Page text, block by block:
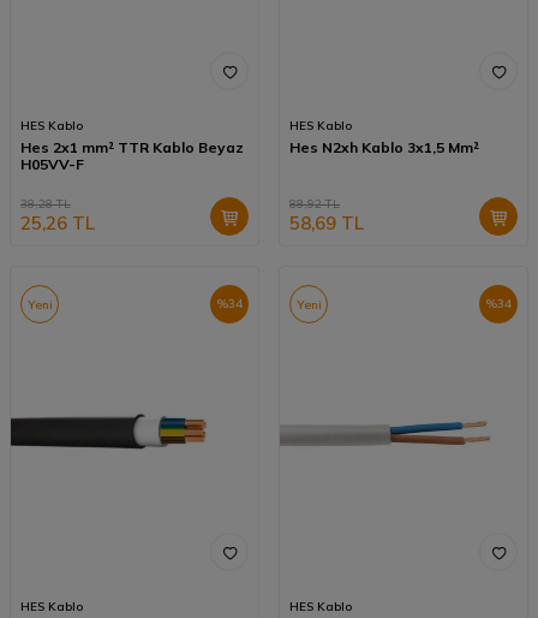
HES Kablo
Hes 2x1 mm² TTR Kablo Beyaz
H05VV-F
38,28TL
25,26 TL
HES Kablo
Hes N2xh Kablo 3x1,5 Mm²
88,92TL
58,69 TL
%34
Yeni
HES Kablo
%34
Yeni
HES Kablo